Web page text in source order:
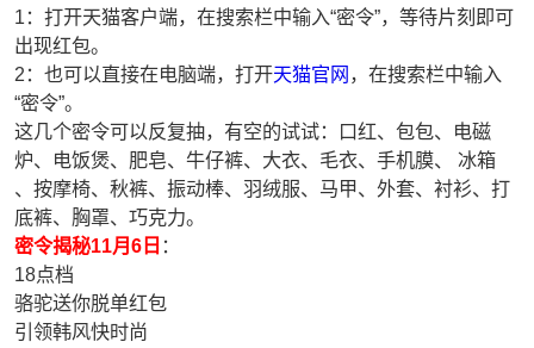
1：打开天猫客户端，在搜索栏中输入“密令”，等待片刻即可
出现红包。
2：也可以直接在电脑端，打开天猫官网 ，在搜索栏中输入
“密令”。
这几个密令可以反复抽，有空的试试：口红、包包、电磁
炉、电饭煲、肥皂、牛仔裤、大衣、毛衣、手机膜、 冰箱
、按摩椅、秋裤、振动棒、羽绒服、马甲、外套、衬衫、打
底裤、胸罩、巧克力。
密令揭秘11月6日 ：
18点档
骆驼送你脱单红包
引领韩风快时尚